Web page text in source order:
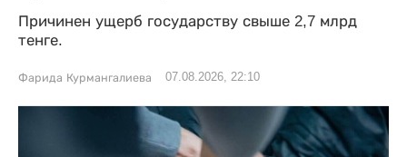
Причинен ущерб государству свыше 2,7 млрд
тенге.
Фарида Курмангалиева 07.08.2026, 22:10